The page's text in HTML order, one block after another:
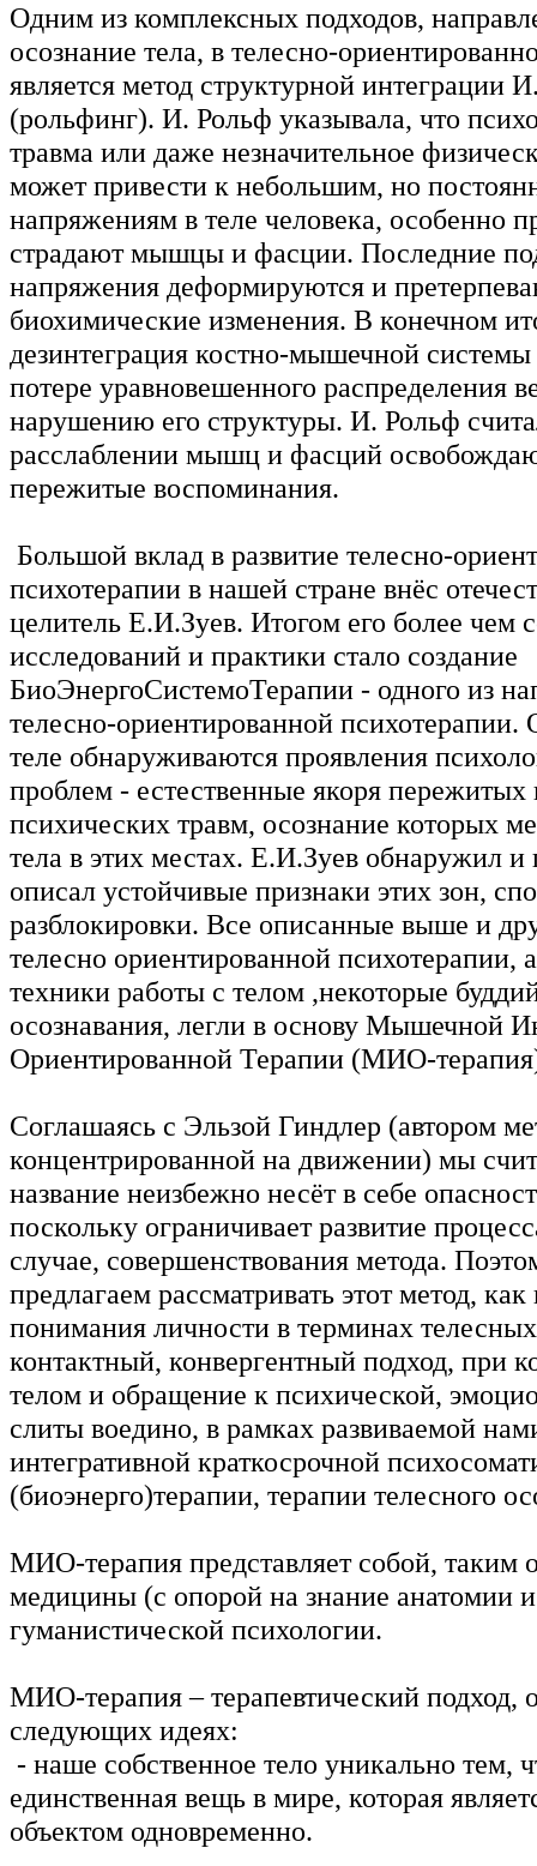
Одним из комплексных подходов,
осознание тела, в телесно-
является метод структурной интеграции
(рольфинг). И. Рольф указывала, что
травма или даже незначительное
может привести к небольшим, но
напряжениям в теле человека, особенно
страдают мышцы и фасции. Последние
напряжения деформируются и
биохимические изменения. В конечном
дезинтеграция костно-мышечной
потере уравновешенного распределения
нарушению его структуры. И. Рольф
расслаблении мышц и фасций
пережитые воспоминания.
Большой вклад в развитие телесно-
психотерапии в нашей стране внёс
целитель Е.И.Зуев. Итогом его более чем
исследований и практики стало создание
БиоЭнергоСистемоТерапии - одного из
телесно-ориентированной психотерапии.
теле обнаруживаются проявления
проблем - естественные якоря
психических травм, осознание которых
тела в этих местах. Е.И.Зуев обнаружил и
описал устойчивые признаки этих зон,
разблокировки. Все описанные выше и
телесно ориентированной психотерапии,
техники работы с телом ,некоторые
осознавания, легли в основу Мышечной
Ориентированной Терапии (МИО-
Соглашаясь с Эльзой Гиндлер (автором
концентрированной на движении) мы
название неизбежно несёт в себе
поскольку ограничивает развитие
случае, совершенствования метода.
предлагаем рассматривать этот метод, как
понимания личности в терминах
контактный, конвергентный подход, при
телом и обращение к психической,
слиты воедино, в рамках развиваемой
интегративной краткосрочной
(биоэнерго)терапии, терапии телесного
МИО-терапия представляет собой, таким
медицины (с опорой на знание анатомии
гуманистической психологии.
МИО-терапия – терапевтический подход,
следующих идеях:
- наше собственное тело уникально тем,
единственная вещь в мире, которая
объектом одновременно.